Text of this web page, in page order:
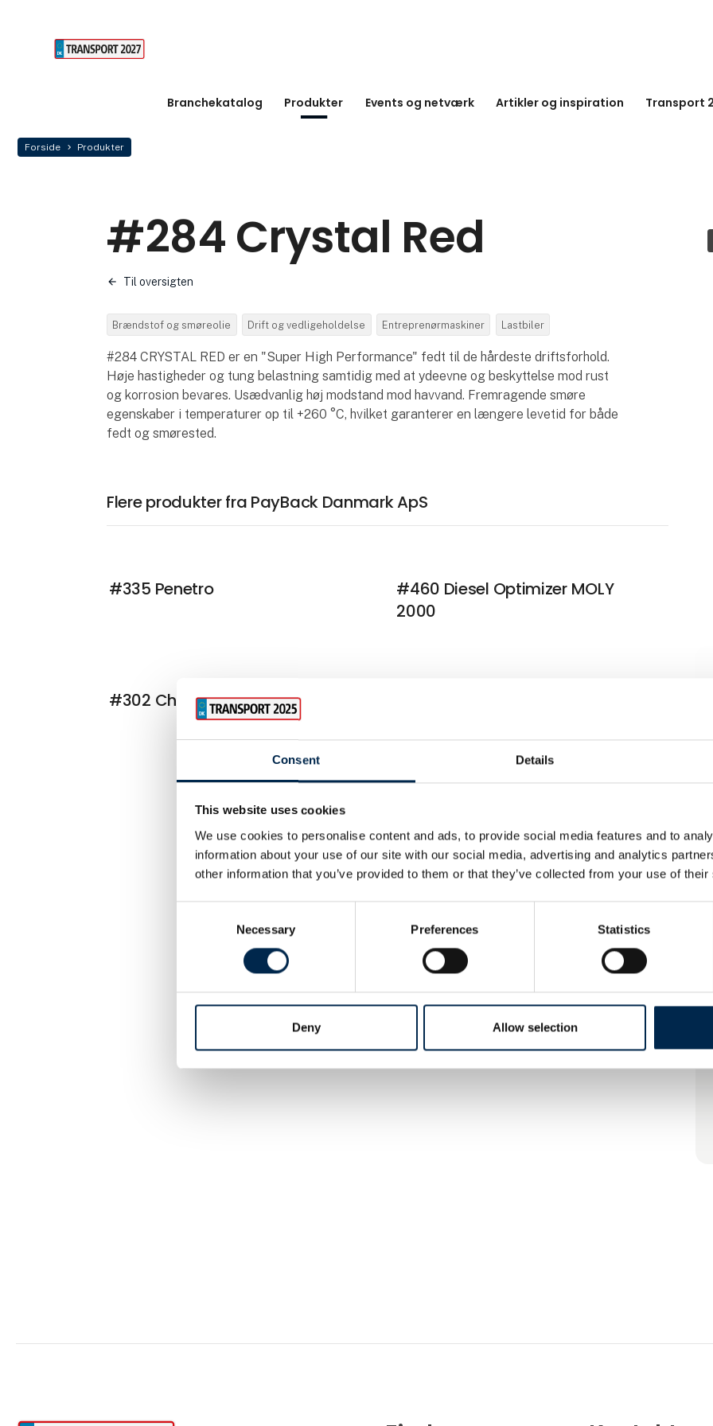
Consent Details
This website uses cookies
We use cookies to personalise content and ads, to provide social media features and to
information about your use of our site with our social media, advertising and analytics
other information that you’ve provided to them or that they’ve collected from your use of
Necessary Preferences Statistics
Deny Allow selection
Branchekatalog Produkter Events og netværk Artikler og inspiration Transport
Forside Produkter
#284 Crystal Red
Til oversigten
Brændstof og smøreolie Drift og vedligeholdelse Entreprenørmaskiner Lastbiler
#284 CRYSTAL RED er en "Super High Performance" fedt til de hårdeste driftsforhold.
Høje hastigheder og tung belastning sam­tidig med at ydeevne og beskyttelse mod rust
og korrosion beva­res. Usædvanlig høj modstand mod havvand. Fremragende smøre
egenskaber i temperaturer op til +260 °C, hvilket garanterer en længere levetid for både
fedt og smørested.
Flere produkter fra PayBack Danmark ApS
#335 Penetro
#460 Diesel Optimizer MOLY
2000
#302 Chain Lube 46/120